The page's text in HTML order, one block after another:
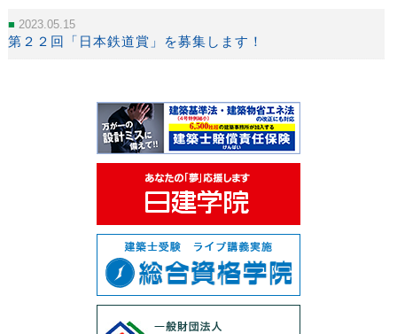
2023.05.15
第２２回「日本鉄道賞」を募集します！